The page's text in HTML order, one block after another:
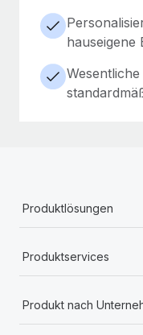
hauseigene
Produktlösungen
Produktservices
Produkt nach